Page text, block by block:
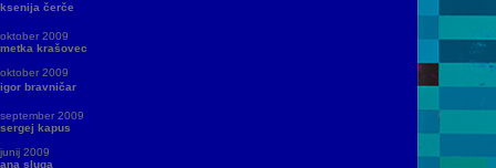
ksenija čerče
oktober 2009
metka krašovec
oktober 2009
igor bravničar
september 2009
sergej kapus
junij 2009
ana sluga